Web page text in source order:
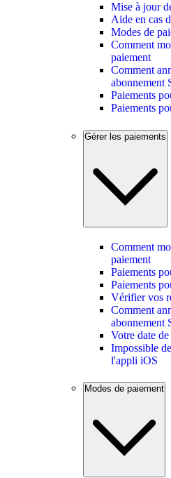
Mise à jour
Aide en cas
Modes de
Comment
paiement
Comment
abonnement
Paiements
Paiements
Gérer les paiements
Comment
paiement
Paiements
Paiements
Vérifier vos
Comment
abonnement
Votre date
Impossible
l'appli iOS
Modes de paiement